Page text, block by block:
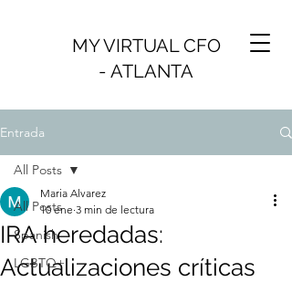
MY VIRTUAL CFO
- ATLANTA
Entrada
All Posts
Spanish
LGBTQ+
All Posts
IRA heredadas:
Actualizaciones críticas
Maria Alvarez
10 ene 3 min de lectura